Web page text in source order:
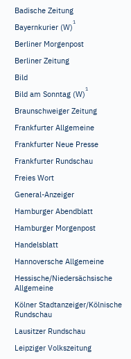
Badische Zeitung
Bayernkurier (W)
1
Berliner Morgenpost
Berliner Zeitung
Bild
Bild am Sonntag (W)
1
Braunschweiger Zeitung
Frankfurter Allgemeine
Frankfurter Neue Presse
Frankfurter Rundschau
Freies Wort
General-Anzeiger
Hamburger Abendblatt
Hamburger Morgenpost
Handelsblatt
Hannoversche Allgemeine
Hessische/Niedersächsische
Allgemeine
Kölner Stadtanzeiger/Kölnische
Rundschau
Lausitzer Rundschau
Leipziger Volkszeitung